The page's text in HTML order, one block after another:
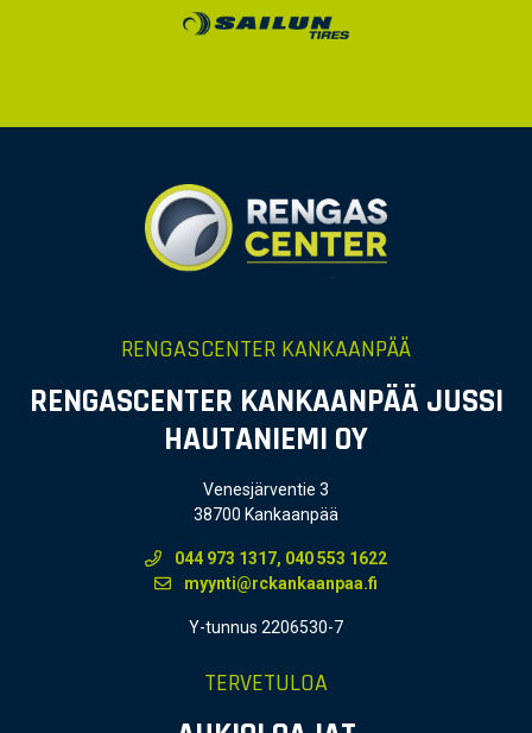
RENGASCENTER KANKAANPÄÄ
RENGASCENTER KANKAANPÄÄ JUSSI
HAUTANIEMI OY
Venesjärventie 3
38700 Kankaanpää
044 973 1317, 040 553 1622
myynti@rckankaanpaa.fi
Y-tunnus 2206530-7
TERVETULOA